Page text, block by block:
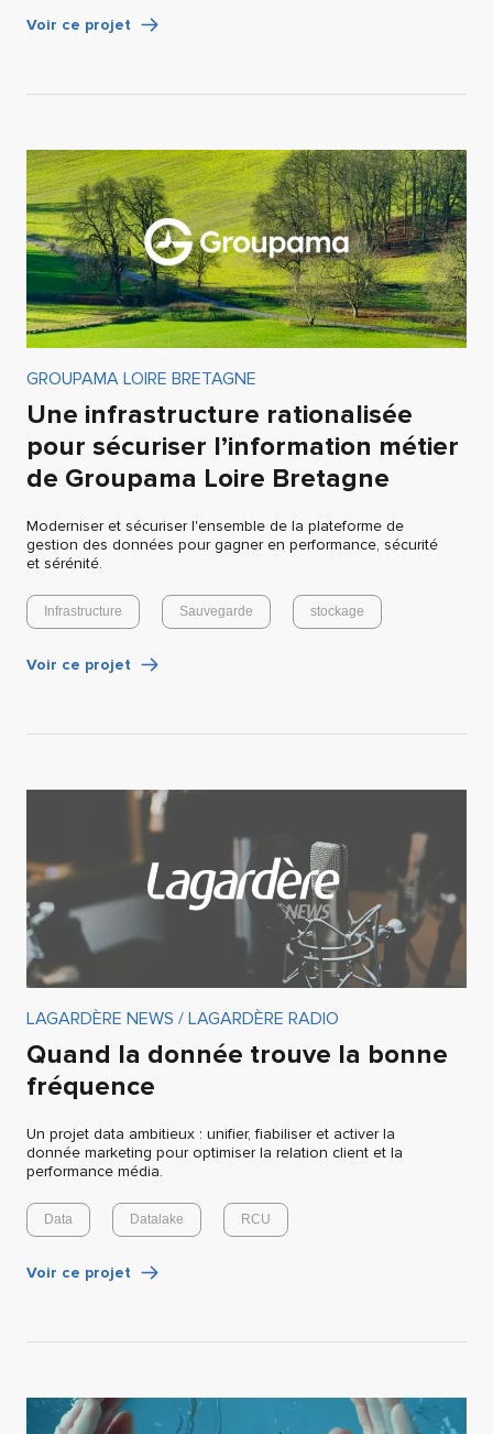
Voir ce projet
GROUPAMA LOIRE BRETAGNE
Une infrastructure rationalisée
pour sécuriser l’information métier
de Groupama Loire Bretagne
Moderniser et sécuriser l'ensemble de la plateforme de
gestion des données pour gagner en performance, sécurité
et sérénité.
Infrastructure Sauvegarde stockage
Voir ce projet
LAGARDÈRE NEWS / LAGARDÈRE RADIO
Quand la donnée trouve la bonne
fréquence
Un projet data ambitieux : unifier, fiabiliser et activer la
donnée marketing pour optimiser la relation client et la
performance média.
Data Datalake RCU
Voir ce projet